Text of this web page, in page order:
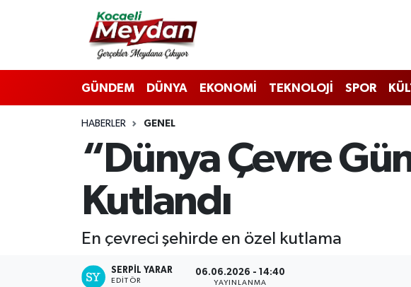
GÜNDEM DÜNYA EKONOMİ TEKNOLOJİ SPOR
HABERLER GENEL
“Dünya Çevre
Kutlandı
En çevreci şehirde en özel kutlama
SERPİL YARAR
EDITÖR
06.06.2026 - 14:40
YAYINLANMA
Nöbetçi Eczaneler
Hava Durumu
Trafik Durumu
Süper Lig Puan Durumu ve Fikstür
Tüm Manşetler
Son Dakika Haberleri
Haber Arşivi